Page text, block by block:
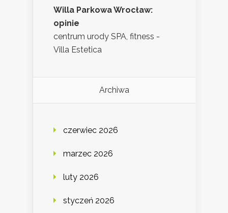
Willa Parkowa Wrocław:
opinie
centrum urody SPA, fitness -
Villa Estetica
Archiwa
czerwiec 2026
marzec 2026
luty 2026
styczeń 2026